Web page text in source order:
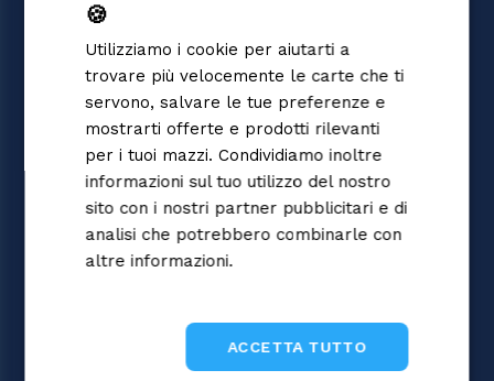
Flesh and Blood
Digimon
One Piece
Dragon Ball Super
Cardfight!! Vanguard
Disney Lorcana
Star Wars Unlimited
Union Arena
Riftbound | League of Legends
🍪
Utilizziamo i cookie per aiutarti a
trovare più velocemente le carte che ti
servono, salvare le tue preferenze e
mostrarti offerte e prodotti rilevanti
per i tuoi mazzi. Condividiamo inoltre
informazioni sul tuo utilizzo del nostro
sito con i nostri partner pubblicitari e di
analisi che potrebbero combinarle con
altre informazioni.
ACCETTA TUTTO